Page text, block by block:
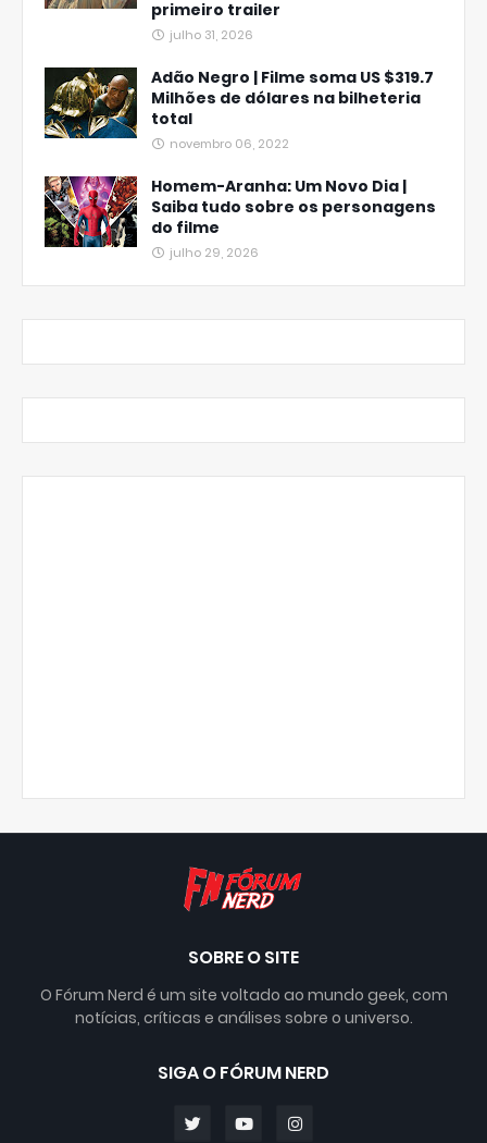
primeiro trailer
julho 31, 2026
Adão Negro | Filme soma US $319.7
Milhões de dólares na bilheteria
total
novembro 06, 2022
Homem-Aranha: Um Novo Dia |
Saiba tudo sobre os personagens
do filme
julho 29, 2026
SOBRE O SITE
O Fórum Nerd é um site voltado ao mundo geek, com
notícias, críticas e análises sobre o universo.
SIGA O FÓRUM NERD